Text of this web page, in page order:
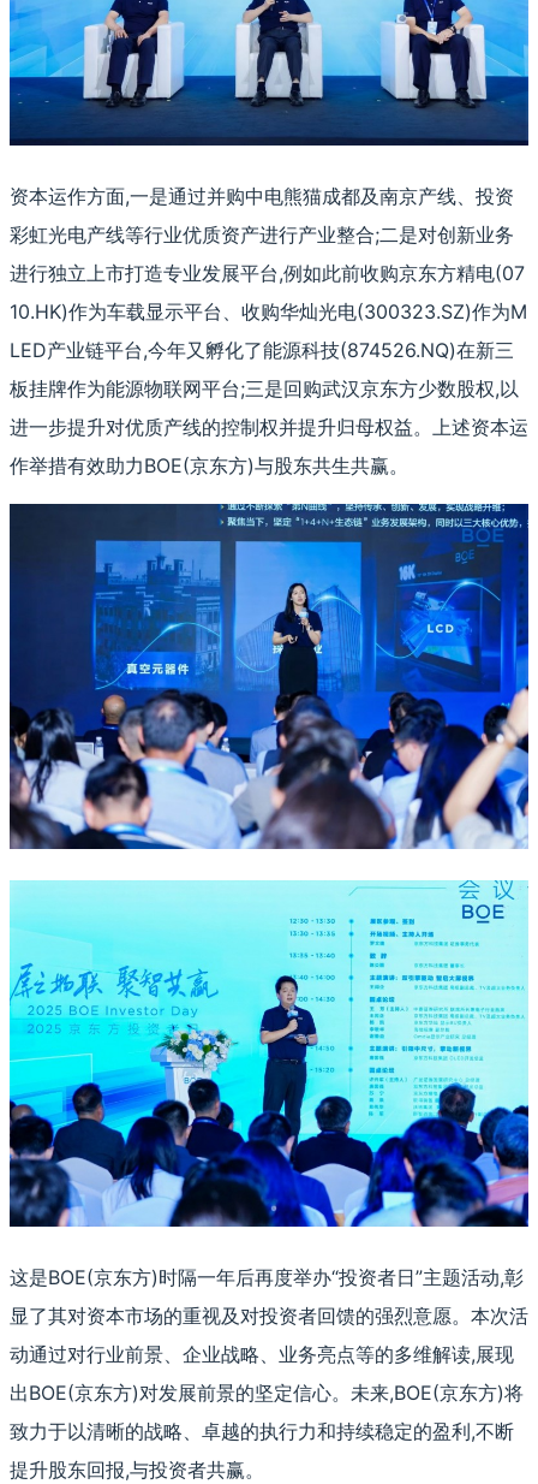
资本运作方面,一是通过并购中电熊猫成都及南京产线、投资
彩虹光电产线等行业优质资产进行产业整合;二是对创新业务
进行独立上市打造专业发展平台,例如此前收购京东方精电(07
10.HK)作为车载显示平台、收购华灿光电(300323.SZ)作为M
LED产业链平台,今年又孵化了能源科技(874526.NQ)在新三
板挂牌作为能源物联网平台;三是回购武汉京东方少数股权,以
进一步提升对优质产线的控制权并提升归母权益。上述资本运
作举措有效助力BOE(京东方)与股东共生共赢。
这是BOE(京东方)时隔一年后再度举办“投资者日”主题活动,彰
显了其对资本市场的重视及对投资者回馈的强烈意愿。本次活
动通过对行业前景、企业战略、业务亮点等的多维解读,展现
出BOE(京东方)对发展前景的坚定信心。未来,BOE(京东方)将
致力于以清晰的战略、卓越的执行力和持续稳定的盈利,不断
提升股东回报,与投资者共赢。